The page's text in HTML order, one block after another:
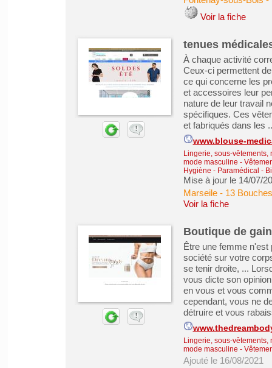
Voir la fiche
tenues
À chaque activité
Ceux-ci permettent
ce qui concerne les
et accessoires leur
nature de leur travail
spécifiques. Ces
et fabriqués dans les
www.blouse-
Lingerie, sous-vêtements,
mode masculine -
Hygiène - Paramédical -
Mise à jour le 14/07/
Marseile- 13
Voir la fiche
Boutique de
Être une femme n'est
société sur votre
se tenir droite, ...
vous dicte son
en vous et vous
cependant, vous ne
détruire et vous
Lingerie, sous-vêtements,
mode masculine -
Ajouté le 16/08/2021